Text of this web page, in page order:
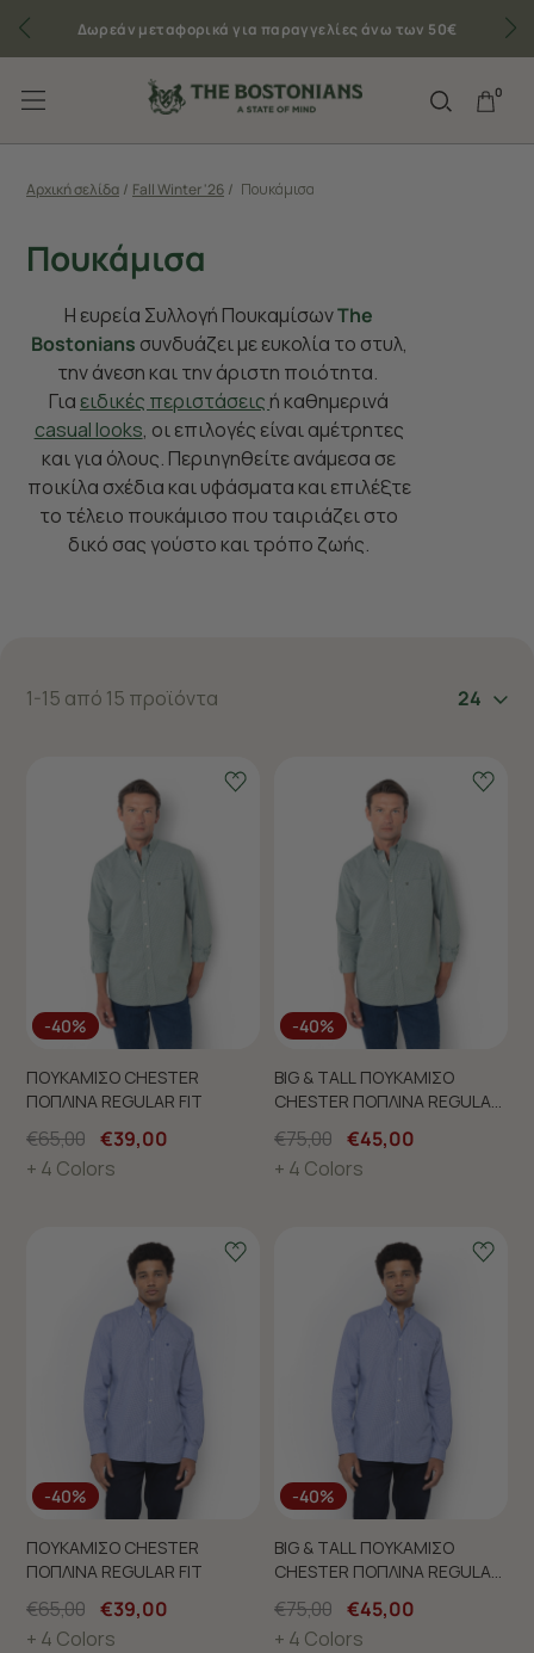
Δωρεάν μεταφορικά για παραγγελίες άνω των 50€
0
Αρχική σελίδα / Fall Winter '26 / Πουκάμισα
Πουκάμισα
Η ευρεία Συλλογή ΠουκαμίσωνThe
Bostonians συνδυάζει με ευκολία το στυλ,
την άνεση και την άριστη ποιότητα.
Για ειδικές περιστάσεις ή καθημερινά
casual looks, οι επιλογές είναι αμέτρητες
και για όλους. Περιηγηθείτε ανάμεσα σε
ποικίλα σχέδια και υφάσματα και επιλέξτε
το τέλειο πουκάμισο που ταιριάζει στο
δικό σας γούστο και τρόπο ζωής.
1-15 από 15 προϊόντα 24
-40%
ΠΟΥΚΑΜΙΣΟ CHESTER
ΠΟΠΛΙΝΑ REGULAR FIT
€65,00 €39,00
+ 4 Colors
-40%
BIG & TALL ΠΟΥΚΑΜΙΣΟ
CHESTER ΠΟΠΛΙΝΑ REGULAR
€75,00 €45,00
+ 4 Colors
-40%
ΠΟΥΚΑΜΙΣΟ CHESTER
ΠΟΠΛΙΝΑ REGULAR FIT
€65,00 €39,00
+ 4 Colors
-40%
BIG & TALL ΠΟΥΚΑΜΙΣΟ
CHESTER ΠΟΠΛΙΝΑ REGULAR
€75,00 €45,00
+ 4 Colors